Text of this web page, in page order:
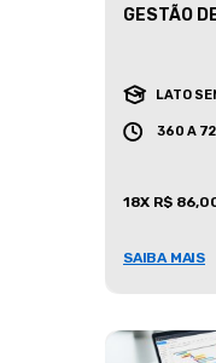
GESTÃO
LATO
360 A
18X R$
SAIBA MAIS